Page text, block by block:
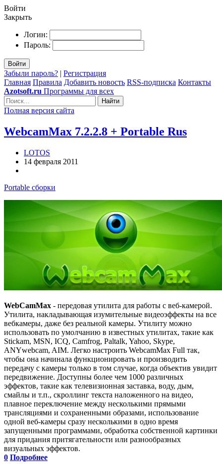
Войти
Закрыть
Логин:
Пароль:
Войти
Забыли пароль? | Регистрация
Главная Правила Добавить новость RSS-подписка Контакты
Azotsoft.ru Программы для всех
Найти
Полная версия сайта
WebcamMax 7.2.2.8 + Portable Rus
LOTOS
14 февраля 2011
Portable сборки
WebCamMax - передовая утилита для работы с веб-камерой.
Утилита, накладывающая изумительные видеоэффекты на все
вебкамеры, даже без реальной камеры. Утилиту можно
использовать по умолчанию в известных утилитах, такие как
Stickam, MSN, ICQ, Camfrog, Paltalk, Yahoo, Skype,
ANYwebcam, AIM. Легко настроить WebcamMax Full так,
чтобы она начинала функционировать и производить
передачу с камеры только в том случае, когда объектив увидит
передвижение. Доступны более чем 1000 различных
эффектов, такие как телевизионная заставка, воду, дым,
смайлы и т.п., скроллинг текста наложенного на видео,
плавное переключение между несколькими прямыми
трансляциями и сохраненными образами, использование
одной веб-камеры сразу несколькими в одно время
запущенными программами, обработка собственной картинки
для придания притягательности или разнообразных
визуальных эффектов.
0 Подробнее